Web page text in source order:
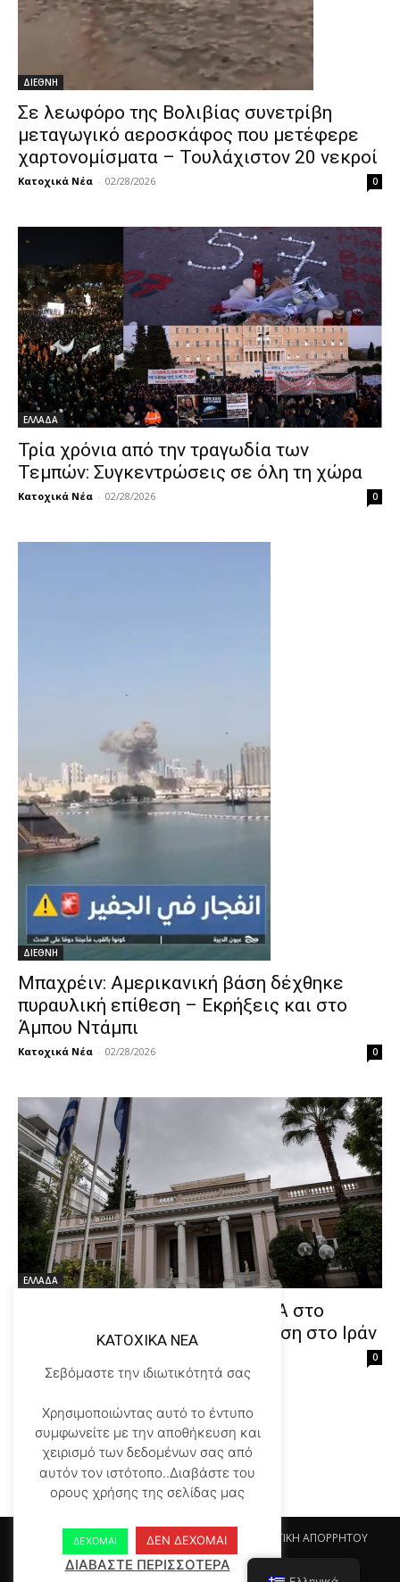
ΔΙΕΘΝΗ
Σε λεωφόρο της Βολιβίας συνετρίβη
μεταγωγικό αεροσκάφος που μετέφερε
χαρτονομίσματα – Τουλάχιστον 20 νεκροί
Κατοχικά Νέα - 02/28/2026 0
ΕΛΛΑΔΑ
Τρία χρόνια από την τραγωδία των
Τεμπών: Συγκεντρώσεις σε όλη τη χώρα
Κατοχικά Νέα - 02/28/2026 0
ΔΙΕΘΝΗ
Μπαχρέιν: Αμερικανική βάση δέχθηκε
πυραυλική επίθεση – Εκρήξεις και στο
Άμπου Ντάμπι
Κατοχικά Νέα - 02/28/2026 0
ΕΛΛΑΔΑ
Έκτακτη συνεδρίαση του ΚΥΣΕΑ στο
Μέγαρο Μαξίμου για την επίθεση στο Ιράν
0
1
Αρχικη KATOHIKA NEA Login Register
ΠΟΛΙΤΙΚΗ ΑΠΟΡΡΗΤΟΥ
ΟΡΟΙ ΧΡΗΣΗΣ
ΕΠΙΚΟΙΝΩΝΙΑ
KATOXIKA NEA
Σεβόμαστε την ιδιωτικότητά σας
Χρησιμοποιώντας αυτό το έντυπο
συμφωνείτε με την αποθήκευση και
χειρισμό των δεδομένων σας από
αυτόν τον ιστότοπο..Διαβάστε του
ορους χρήσης της σελίδας μας
ΔΕΧΟΜΑΙ ΔΕΝ ΔΕΧΟΜΑΙ
ΔΙΑΒΑΣΤΕ ΠΕΡΙΣΣΟΤΕΡΑ